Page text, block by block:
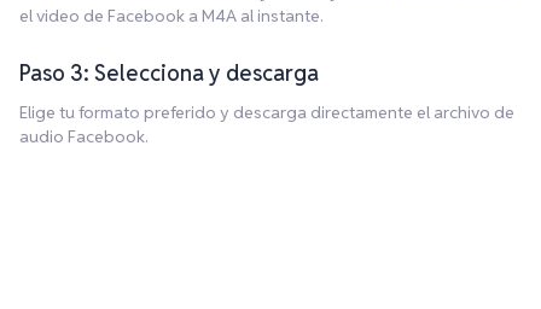
el video de Facebook a M4A al instante.
Paso 3: Selecciona y descarga
Elige tu formato preferido y descarga directamente el archivo de
audio Facebook.